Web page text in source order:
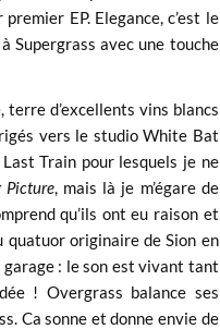
EP. Elegance, c’est le
Supergrass avec une touche
d’excellents vins blancs
vers le studio White Bat
Train pour lesquels je ne
Picture, mais là je m’égare de
qu’ils ont eu raison et
originaire de Sion en
garage : le son est vivant tant
! Overgrass balance ses
Ca sonne et donne envie de